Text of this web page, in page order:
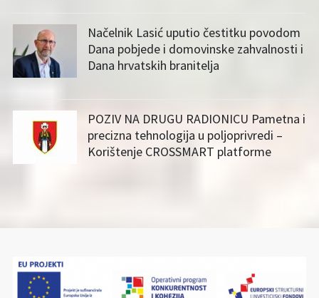
Načelnik Lasić uputio čestitku povodom
Dana pobjede i domovinske zahvalnosti i
Dana hrvatskih branitelja
POZIV NA DRUGU RADIONICU Pametna i
precizna tehnologija u poljoprivredi –
Korištenje CROSSMART platforme